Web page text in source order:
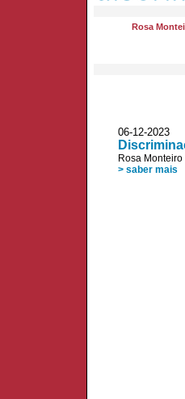
Rosa
06-12-
Rosa Monteiro
> saber mais